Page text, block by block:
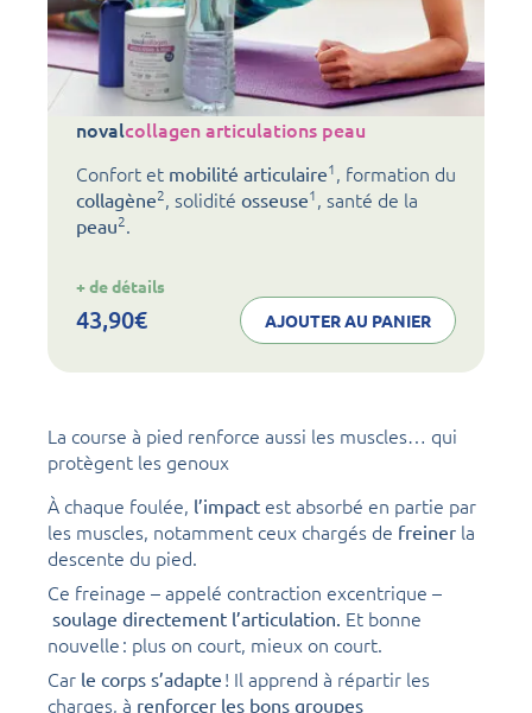
novalcollagen articulations peau
Confort et mobilité articulaire1, formation du
collagène2, solidité osseuse1, santé de la
peau2.
+ de détails
collagen
articulations
43,90€ AJOUTER AU PANIER
La course à pied renforce aussi les muscles… qui
protègent les genoux
À chaque foulée, l’impact est absorbé en partie par
les muscles, notamment ceux chargés de freiner la
descente du pied.
Ce freinage – appelé contraction excentrique –
soulage directement l’articulation. Et bonne
nouvelle : plus on court, mieux on court.
Car le corps s’adapte ! Il apprend à répartir les
charges, à renforcer les bons groupes